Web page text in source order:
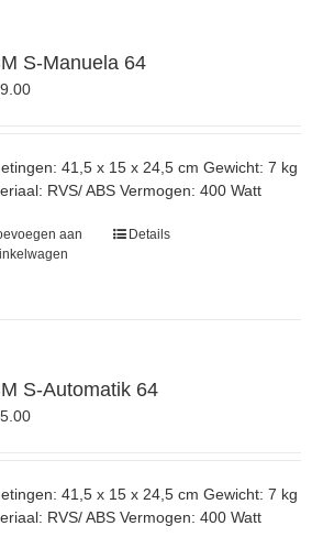
S-Manuela 64
41,5 x 15 x 24,5 cm Gewicht: 7 kg
RVS/ ABS Vermogen: 400 Watt
aan
Details
S-Automatik 64
41,5 x 15 x 24,5 cm Gewicht: 7 kg
RVS/ ABS Vermogen: 400 Watt